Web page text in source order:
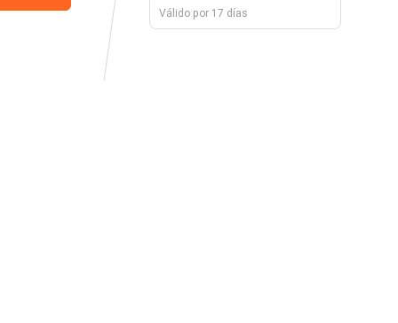
Válido por 17 días